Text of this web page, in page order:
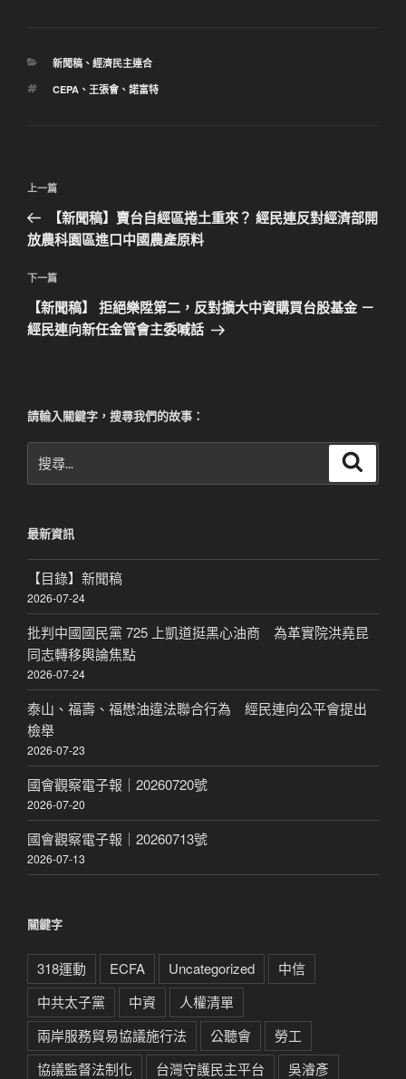
分
新聞稿、 經濟民主連合
標
CEPA、 王張會、 諾富特
文
導
覽
上
一
篇
章
上一篇
【新聞稿】賣台自經區捲土重來？ 經民連反對經濟部開
放農科園區進口中國農產原料
下
一
篇
下一篇
【新聞稿】 拒絕樂陞第二，反對擴大中資購買台股基金 －
經民連向新任金管會主委喊話
請輸入關鍵字，搜尋我們的故事：
尋
字:
最新資訊
【目錄】新聞稿
2026-07-24
批判中國國民黨 725 上凱道挺黑心油商 為革實院洪堯昆
同志轉移輿論焦點
2026-07-24
泰山、福壽、福懋油違法聯合行為 經民連向公平會提出
檢舉
2026-07-23
國會觀察電子報｜20260720號
2026-07-20
國會觀察電子報｜20260713號
2026-07-13
關鍵字
318運動 ECFA Uncategorized
中信
中共太子黨
中資
人權清單
兩岸服務貿易協議施行法
公聽會
勞工
協議監督法制化
台灣守護民主平台
吳濬彥